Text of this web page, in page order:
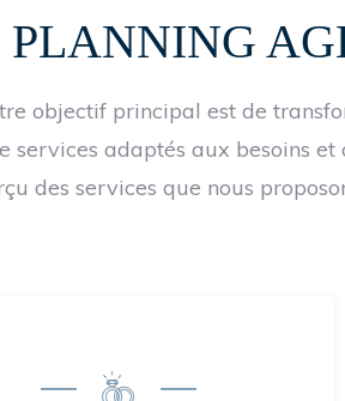
objectif principal est de
adaptés aux besoins
des services que nous